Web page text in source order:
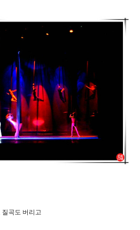
질곡도 버리고